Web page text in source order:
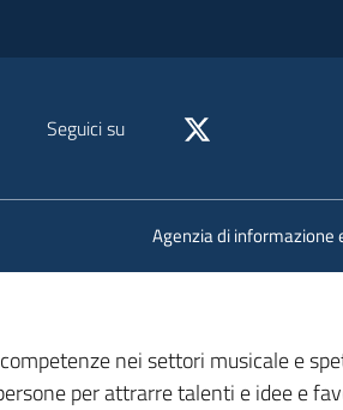
Seguici su
Agenzia di informazione
nei settori musicale e
per attrarre talenti e idee e